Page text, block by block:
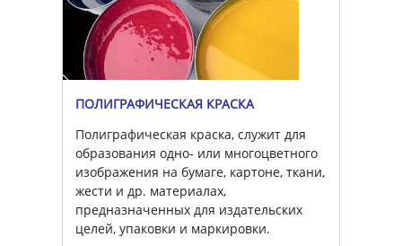
ПОЛИГРАФИЧЕСКАЯ КРАСКА
Полиграфическая краска, служит для
образования одно- или многоцветного
изображения на бумаге, картоне, ткани,
жести и др. материалах,
предназначенных для издательских
целей, упаковки и маркировки.